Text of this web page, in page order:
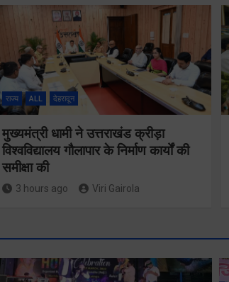
राज्य ALL देहरादून
मुख्यमंत्री धामी ने उत्तराखंड क्रीड़ा
विश्वविद्यालय गौलापार के निर्माण कार्यों की
समीक्षा की
3 hours ago Viri Gairola
मुख्य सचिव ने